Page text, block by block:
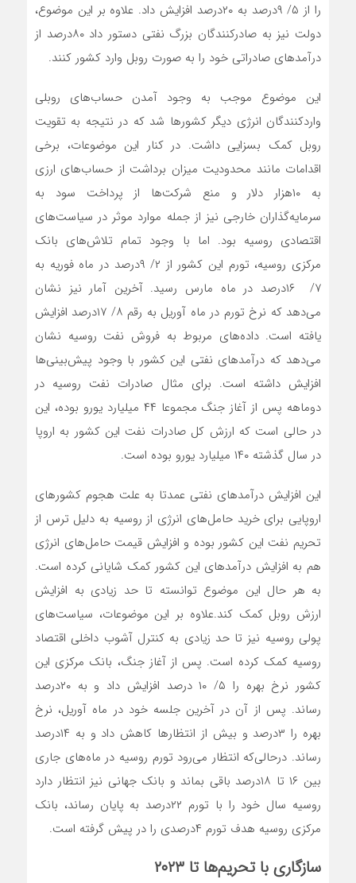
را از ۵/ ۹‌درصد به ۲۰‌درصد افزایش داد. علاوه بر این موضوع،
دولت نیز به صادرکنندگان بزرگ نفتی دستور داد ۸۰‌درصد از
درآمدهای صادراتی خود را به صورت روبل وارد کشور کنند.
این موضوع موجب به وجود آمدن حساب‌‌‌های روبلی
واردکنندگان انرژی دیگر کشورها شد که در نتیجه به تقویت
روبل کمک بسزایی داشت. در کنار این موضوعات، برخی
اقدامات مانند محدودیت میزان برداشت از حساب‌‌‌های ارزی
به ۱۰‌هزار دلار و منع شرکت‌ها از پرداخت سود به
سرمایه‌گذاران خارجی نیز از جمله موارد موثر در سیاست‌‌‌های
اقتصادی روسیه بود. اما با وجود تمام تلاش‌‌‌های بانک
مرکزی روسیه، تورم این کشور از ۲/ ۹‌درصد در ماه فوریه به
۷/ ۱۶‌درصد در ماه مارس رسید. آخرین آمار نیز نشان
می‌دهد که نرخ تورم در ماه آوریل به رقم ۸/ ۱۷‌درصد افزایش
یافته است. داده‌‌‌های مربوط به فروش نفت روسیه نشان
می‌دهد که درآمدهای نفتی این کشور با وجود پیش‌بینی‌‌‌ها
افزایش داشته است. برای مثال صادرات نفت روسیه در
دوماهه پس از آغاز جنگ مجموعا ۴۴ میلیارد یورو بوده، این
در حالی است که ارزش کل صادرات نفت این کشور به اروپا
در سال گذشته ۱۴۰ میلیارد یورو بوده است.
این افزایش درآمدهای نفتی عمدتا به علت هجوم کشورهای
اروپایی برای خرید حامل‌‌‌های انرژی از روسیه به دلیل ترس از
تحریم نفت این کشور بوده و افزایش قیمت حامل‌‌‌های انرژی
هم به افزایش درآمدهای این کشور کمک شایانی کرده است.
به هر حال این موضوع توانسته تا حد زیادی به افزایش
ارزش روبل کمک کند.علاوه بر این موضوعات، سیاست‌‌‌های
پولی روسیه نیز تا حد زیادی به کنترل آشوب داخلی اقتصاد
روسیه کمک کرده است. پس از آغاز جنگ، بانک مرکزی این
کشور نرخ بهره را ۵/ ۱۰‌ درصد افزایش داد و به ۲۰‌درصد
رساند. پس از آن در آخرین جلسه خود در ماه آوریل، نرخ
بهره را ۳‌درصد و بیش از انتظارها کاهش داد و به ۱۴‌درصد
رساند. در‌حالی‌که انتظار می‌رود تورم روسیه در ماه‌‌‌های جاری
بین ۱۶ تا ۱۸‌درصد باقی بماند و بانک جهانی نیز انتظار دارد
روسیه سال خود را با تورم ۲۲‌درصد به پایان رساند، بانک
مرکزی روسیه هدف تورم ۴درصدی را در پیش گرفته است.
سازگاری با تحریم‌ها تا ۲۰۲۳